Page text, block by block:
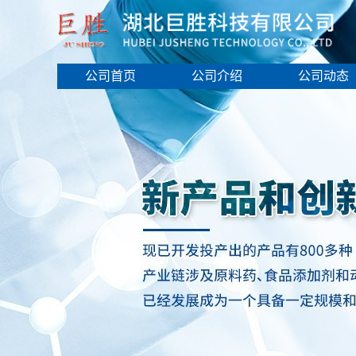
公司首页 公司介绍 公司动态